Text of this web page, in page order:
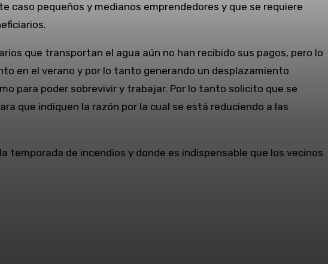
caso pequeños y medianos emprendedores y que se requiere
que transportan el agua aún no han recibido sus pagos, pero lo
en el verano y por lo tanto generando un desplazamiento
para poder sobrevivir y trabajar. Por lo tanto solicito que se
que indiquen la razón por la cual se está reduciendo a las
de incendios y donde es indispensable que los vecinos